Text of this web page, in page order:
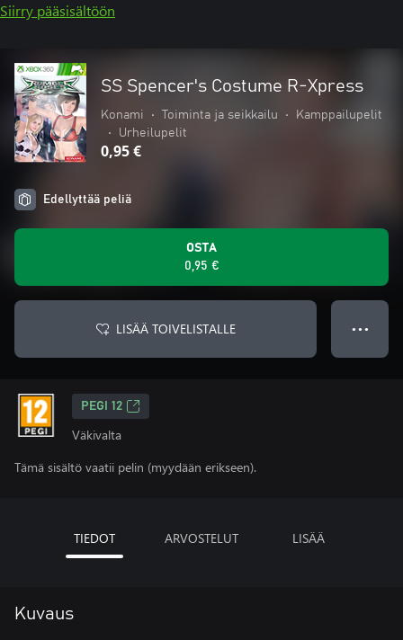
Siirry pääsisältöön
SS Spencer's Costume R-Xpress
Konami • Toiminta ja seikkailu •
Kamppailupelit
•
Urheilupelit
0,95 €
Edellyttää peliä
OSTA
0,95 €
LISÄÄ TOIVELISTALLE ● ● ●
PEGI 12
Väkivalta
Tämä sisältö vaatii pelin (myydään erikseen).
TIEDOT ARVOSTELUT LISÄÄ
Kuvaus